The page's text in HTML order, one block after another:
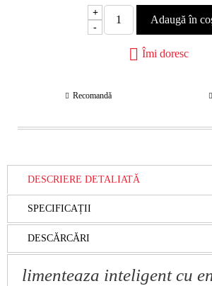
+
-
Îmi doresc
Recomandă
DESCRIERE DETALIATĂ
SPECIFICAȚII
DESCĂRCĂRI
limenteaza inteligent cu